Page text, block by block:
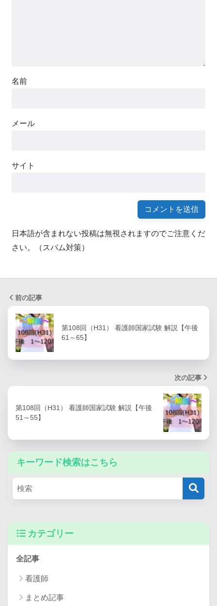
名前
メール
サイト
日本語が含まれない投稿は無視されますのでご注意くだ
さい。（スパム対策）
前の記事
第108回（H31） 看護師国家試験 解説【午後
61～65】
次の記事
第108回（H31） 看護師国家試験 解説【午後
51～55】
キーワード検索はこちら
カテゴリー
全記事
看護師
まとめ記事